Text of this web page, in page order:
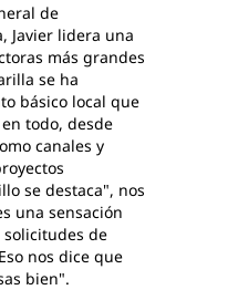
de
Javier lidera una
más grandes
se ha
básico local que
todo, desde
canales y
se destaca", nos
una sensación
de
nos dice que
bien".